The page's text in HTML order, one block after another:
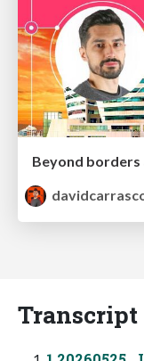
Transcript